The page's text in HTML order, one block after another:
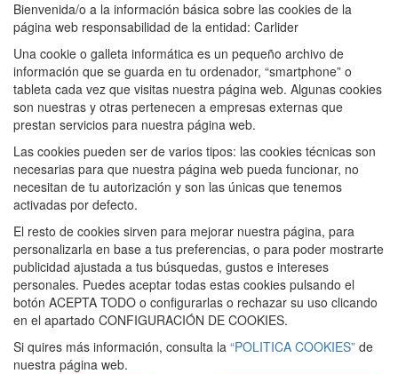
Bienvenida/o a la información básica sobre las cookies de la
página web responsabilidad de la entidad: Carlider
Una cookie o galleta informática es un pequeño archivo de
información que se guarda en tu ordenador, “smartphone” o
tableta cada vez que visitas nuestra página web. Algunas cookies
son nuestras y otras pertenecen a empresas externas que
prestan servicios para nuestra página web.
Las cookies pueden ser de varios tipos: las cookies técnicas son
necesarias para que nuestra página web pueda funcionar, no
necesitan de tu autorización y son las únicas que tenemos
activadas por defecto.
El resto de cookies sirven para mejorar nuestra página, para
personalizarla en base a tus preferencias, o para poder mostrarte
publicidad ajustada a tus búsquedas, gustos e intereses
personales. Puedes aceptar todas estas cookies pulsando el
botón ACEPTA TODO o configurarlas o rechazar su uso clicando
en el apartado CONFIGURACIÓN DE COOKIES.
Si quires más información, consulta la “POLITICA COOKIES” de
nuestra página web.